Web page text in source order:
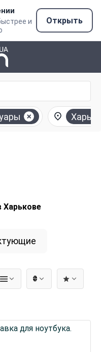
и
Открыть
Харькове
₴
для ноутбука.